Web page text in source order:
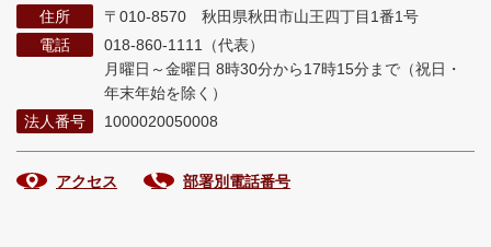
住所
〒010-8570 秋田県秋田市山王四丁目1番1号
電話
018-860-1111（代表）
月曜日～金曜日 8時30分から17時15分まで （祝日・
年末年始を除く）
法人番号
1000020050008
アクセス 部署別電話番号